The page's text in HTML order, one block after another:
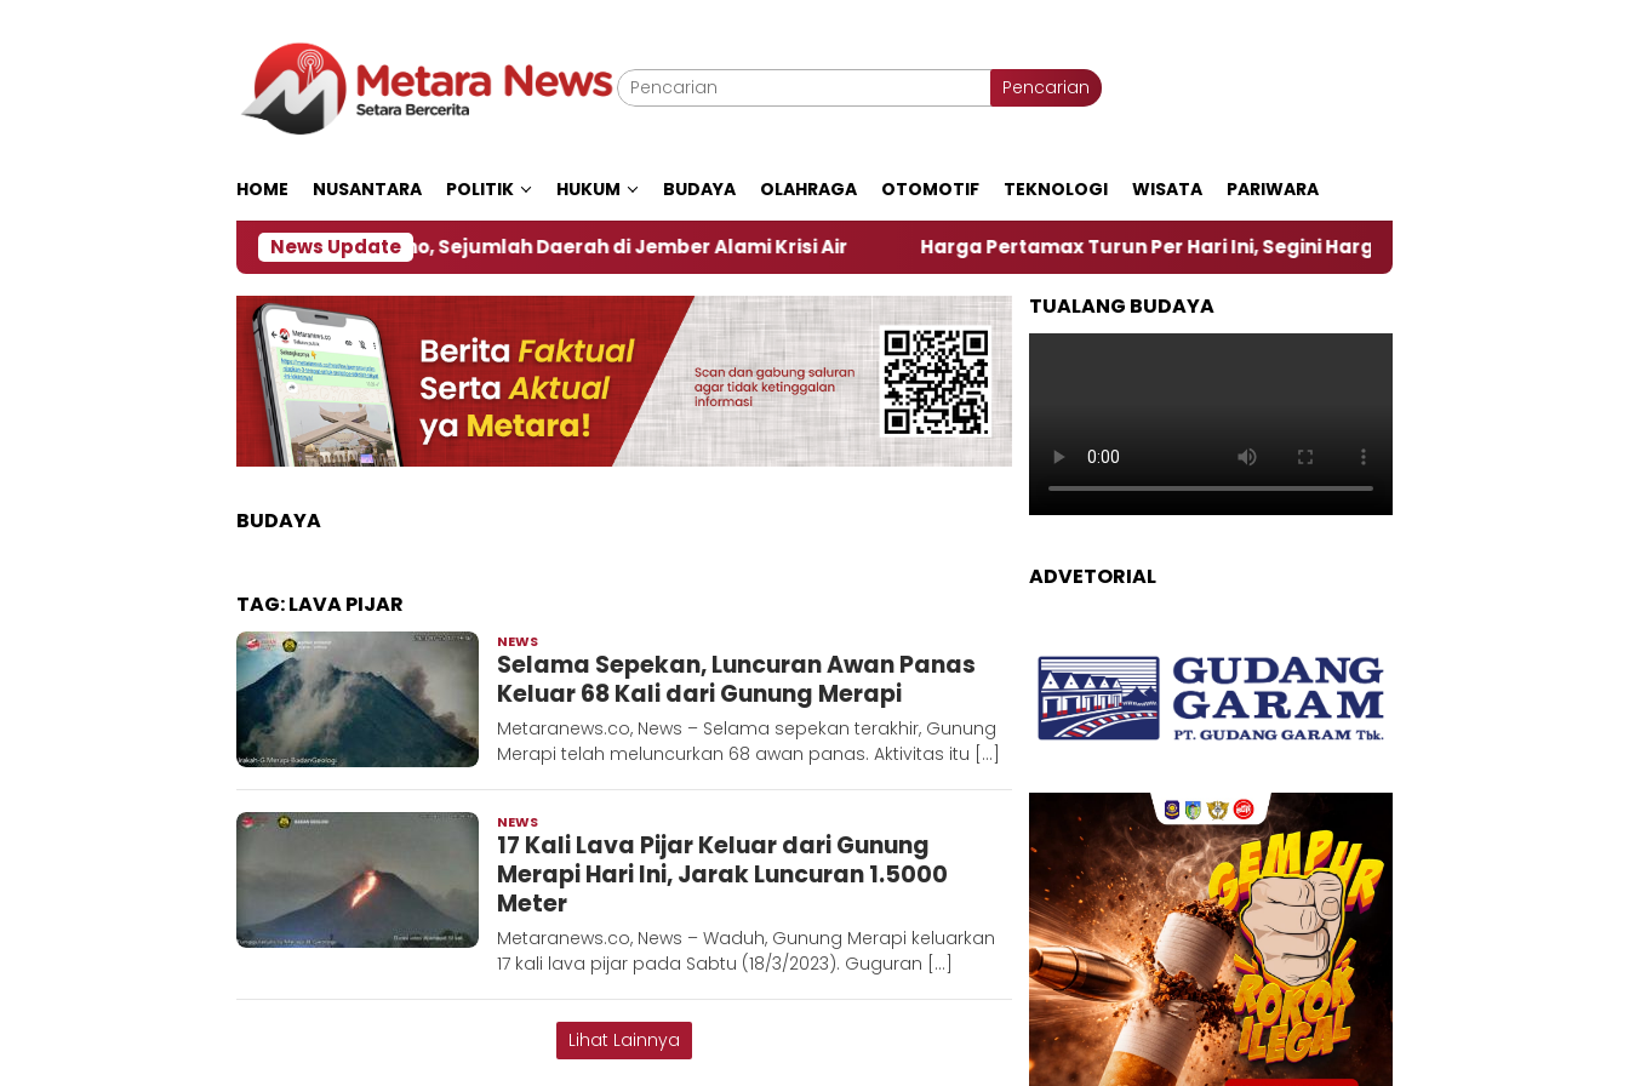
Pencarian
HOME NUSANTARA POLITIK HUKUM BUDAYA OLAHRAGA OTOMOTIF TEKNOLOGI WISATA PARIWARA
News Update
Dampak El Nino, Sejumlah Daerah di Jember Alami Krisi Air Harga Pertamax Turun Per Hari Ini, Segini Harganya
BUDAYA
TAG:LAVA PIJAR
NEWS
Metara
Selama Sepekan, Luncuran Awan Panas
Keluar 68 Kali dari Gunung Merapi
Metaranews.co, News – Selama sepekan terakhir, Gunung
Merapi telah meluncurkan 68 awan panas. Aktivitas itu […]
NEWS
Metara
17 Kali Lava Pijar Keluar dari Gunung
Merapi Hari Ini, Jarak Luncuran 1.5000
Meter
Metaranews.co, News – Waduh, Gunung Merapi keluarkan
17 kali lava pijar pada Sabtu (18/3/2023). Guguran […]
Lihat Lainnya
TUALANG BUDAYA
ADVETORIAL